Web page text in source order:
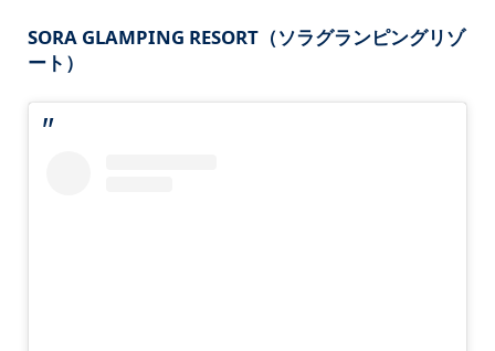
SORA GLAMPING RESORT（ソラグランピングリゾ
ート）